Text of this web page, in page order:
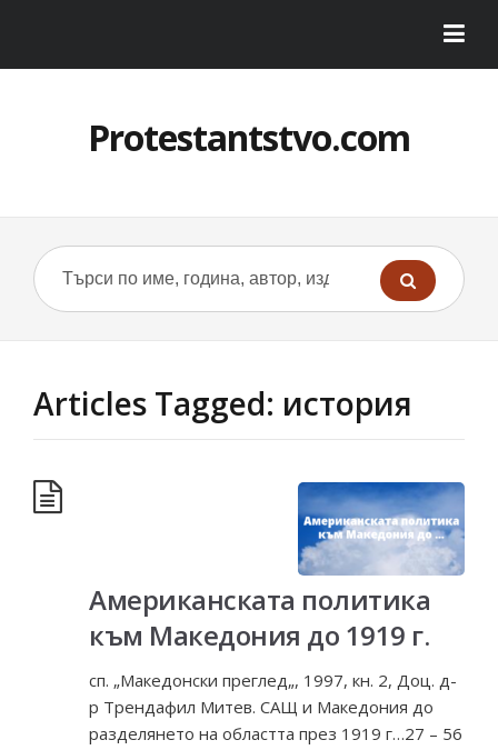
Protestantstvo.com
Articles Tagged: история
Американската политика
към Македония до 1919 г.
сп. „Македонски преглед„, 1997, кн. 2, Доц. д-
р Трендафил Митев. САЩ и Македония до
разделянето на областта през 1919 г…27 – 56